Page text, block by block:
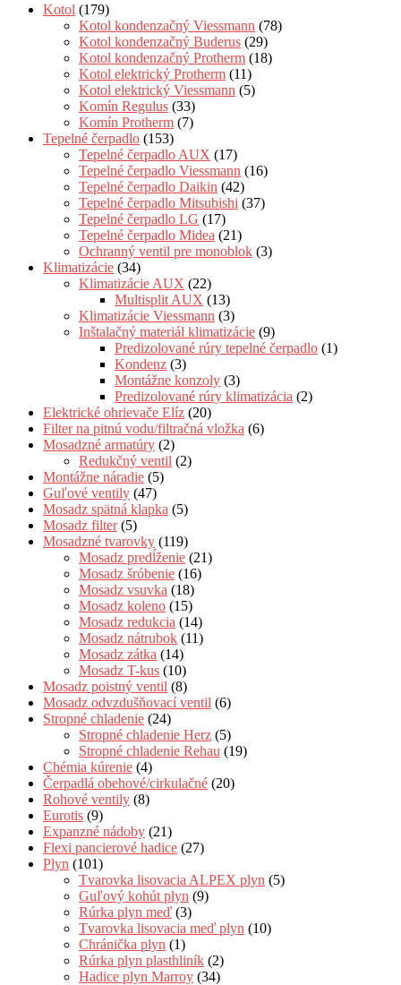
Kotol (179)
Kotol kondenzačný Viessmann (78)
Kotol kondenzačný Buderus (29)
Kotol kondenzačný Protherm (18)
Kotol elektrický Protherm (11)
Kotol elektrický Viessmann (5)
Komín Regulus (33)
Komín Protherm (7)
Tepelné čerpadlo (153)
Tepelné čerpadlo AUX (17)
Tepelné čerpadlo Viessmann (16)
Tepelné čerpadlo Daikin (42)
Tepelné čerpadlo Mitsubishi (37)
Tepelné čerpadlo LG (17)
Tepelné čerpadlo Midea (21)
Ochranný ventil pre monoblok (3)
Klimatizácie (34)
Klimatizácie AUX (22)
Multisplit AUX (13)
Klimatizácie Viessmann (3)
Inštalačný materiál klimatizácie (9)
Predizolované rúry tepelné čerpadlo (1)
Kondenz (3)
Montážne konzoly (3)
Predizolované rúry klimatizácia (2)
Elektrické ohrievače Elíz (20)
Filter na pitnú vodu/filtračná vložka (6)
Mosadzné armatúry (2)
Redukčný ventil (2)
Montážne náradie (5)
Guľové ventily (47)
Mosadz spätná klapka (5)
Mosadz filter (5)
Mosadzné tvarovky (119)
Mosadz predĺženie (21)
Mosadz šróbenie (16)
Mosadz vsuvka (18)
Mosadz koleno (15)
Mosadz redukcia (14)
Mosadz nátrubok (11)
Mosadz zátka (14)
Mosadz T-kus (10)
Mosadz poistný ventil (8)
Mosadz odvzdušňovací ventil (6)
Stropné chladenie (24)
Stropné chladenie Herz (5)
Stropné chladenie Rehau (19)
Chémia kúrenie (4)
Čerpadlá obehové/cirkulačné (20)
Rohové ventily (8)
Eurotis (9)
Expanzné nádoby (21)
Flexi pancierové hadice (27)
Plyn (101)
Tvarovka lisovacia ALPEX plyn (5)
Guľový kohút plyn (9)
Rúrka plyn meď (3)
Tvarovka lisovacia meď plyn (10)
Chránička plyn (1)
Rúrka plyn plasthliník (2)
Hadice plyn Marroy (34)